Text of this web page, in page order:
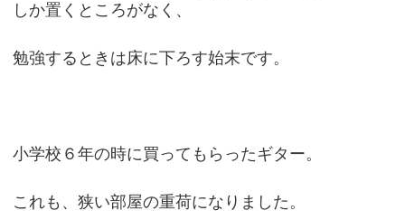
しか置くところがなく、
勉強するときは床に下ろす始末です。
小学校６年の時に買ってもらったギター。
これも、狭い部屋の重荷になりました。